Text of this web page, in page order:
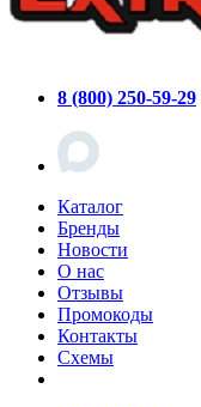
8 (800) 250-59-29
Каталог
Бренды
Новости
О нас
Отзывы
Промокоды
Контакты
Схемы